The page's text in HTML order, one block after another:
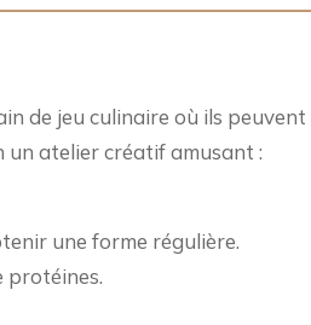
de jeu culinaire où ils
un atelier créatif amusant :
une forme régulière.
protéines.